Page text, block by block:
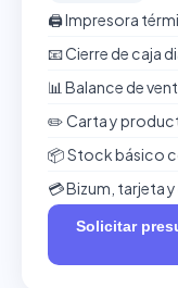
🖨️ Impresora
📧 Cierre de caja
📊 Balance de
✏️ Carta y
📦 Stock básico
💳 Bizum, tarjeta
Solicitar